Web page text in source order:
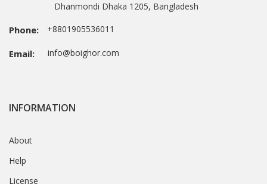
Dhanmondi Dhaka 1205, Bangladesh
Phone: +8801905536011
Email: info@boighor.com
INFORMATION
About
Help
License